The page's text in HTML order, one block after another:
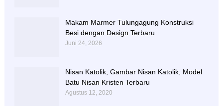
Makam Marmer Tulungagung Konstruksi
Besi dengan Design Terbaru
Juni 24, 2026
Nisan Katolik, Gambar Nisan Katolik, Model
Batu Nisan Kristen Terbaru
Agustus 12, 2020